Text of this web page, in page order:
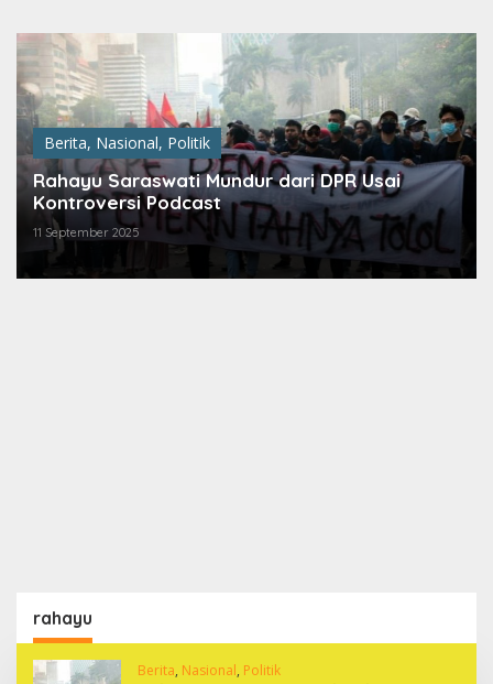
konten
Berita, Nasional, Politik
Rahayu Saraswati Mundur dari DPR Usai
Kontroversi Podcast
11 September 2025
rahayu
Berita, Nasional, Politik